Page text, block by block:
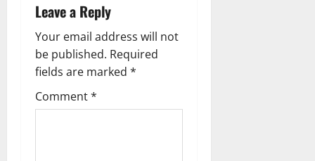
v
i
g
a
Leave a Reply
Your email address will not
be published. Required
fields are marked *
Comment*